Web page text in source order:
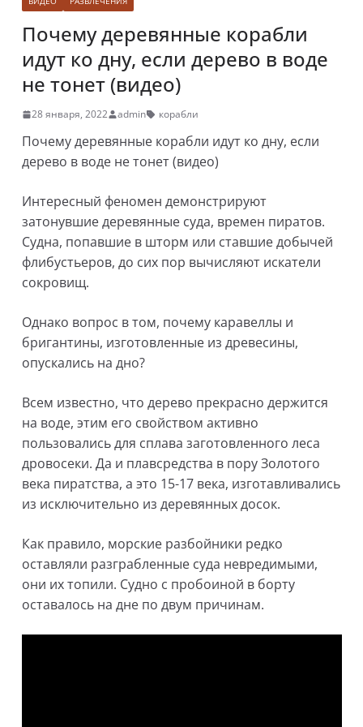
Почему деревянные корабли
идут ко дну, если дерево в воде
не тонет (видео)
28 января, 2022 admin корабли
Почему деревянные корабли идут ко дну, если
дерево в воде не тонет (видео)
Интересный феномен демонстрируют
затонувшие деревянные суда, времен пиратов.
Судна, попавшие в шторм или ставшие добычей
флибустьеров, до сих пор вычисляют искатели
сокровищ.
Однако вопрос в том, почему каравеллы и
бригантины, изготовленные из древесины,
опускались на дно?
Всем известно, что дерево прекрасно держится
на воде, этим его свойством активно
пользовались для сплава заготовленного леса
дровосеки. Да и плавсредства в пору Золотого
века пиратства, а это 15-17 века, изготавливались
из исключительно из деревянных досок.
Как правило, морские разбойники редко
оставляли разграбленные суда невредимыми,
они их топили. Судно с пробоиной в борту
оставалось на дне по двум причинам.